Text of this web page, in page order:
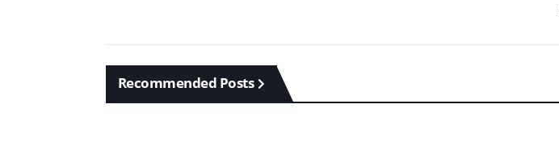
Recommended Posts